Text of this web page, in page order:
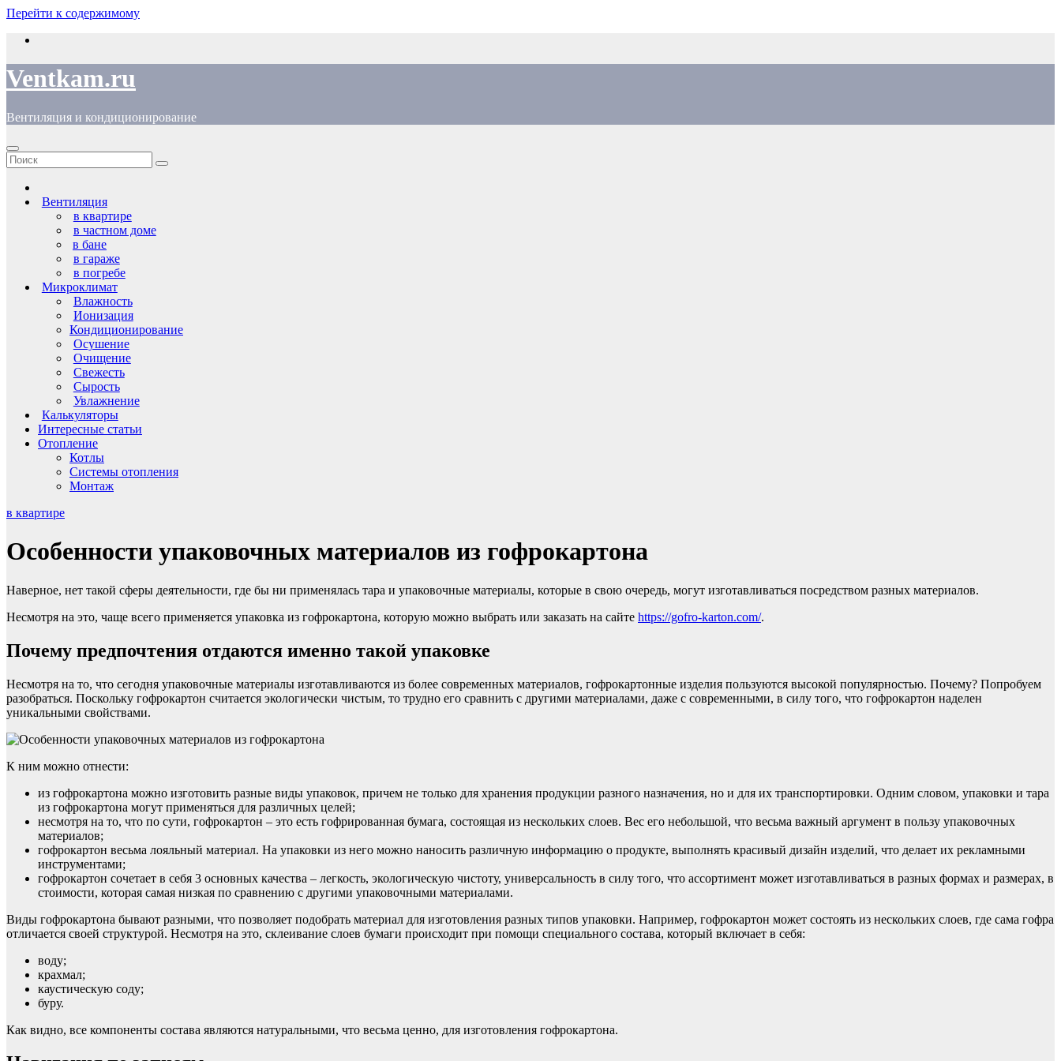
Перейти к содержимому
Ventkam.ru
Вентиляция и кондиционирование
Вентиляция
в квартире
в частном доме
в бане
в гараже
в погребе
Микроклимат
Влажность
Ионизация
Кондиционирование
Осушение
Очищение
Свежесть
Сырость
Увлажнение
Калькуляторы
Интересные статьи
Отопление
Котлы
Системы отопления
Монтаж
в квартире
Особенности упаковочных материалов из гофрокартона
Наверное, нет такой сферы деятельности, где бы ни применялась тара и упаковочные материалы, которые в свою очередь, могут изготавливаться посредством разных материалов.
Несмотря на это, чаще всего применяется упаковка из гофрокартона, которую можно выбрать или заказать на сайте https://gofro-karton.com/.
Почему предпочтения отдаются именно такой упаковке
Несмотря на то, что сегодня упаковочные материалы изготавливаются из более современных материалов, гофрокартонные изделия пользуются высокой популярностью. Почему? Попробуем
разобраться. Поскольку гофрокартон считается экологически чистым, то трудно его сравнить с другими материалами, даже с современными, в силу того, что гофрокартон наделен
уникальными свойствами.
К ним можно отнести:
из гофрокартона можно изготовить разные виды упаковок, причем не только для хранения продукции разного назначения, но и для их транспортировки. Одним словом, упаковки и тара
из гофрокартона могут применяться для различных целей;
несмотря на то, что по сути, гофрокартон – это есть гофрированная бумага, состоящая из нескольких слоев. Вес его небольшой, что весьма важный аргумент в пользу упаковочных
материалов;
гофрокартон весьма лояльный материал. На упаковки из него можно наносить различную информацию о продукте, выполнять красивый дизайн изделий, что делает их рекламными
инструментами;
гофрокартон сочетает в себя 3 основных качества – легкость, экологическую чистоту, универсальность в силу того, что ассортимент может изготавливаться в разных формах и размерах, в
стоимости, которая самая низкая по сравнению с другими упаковочными материалами.
Виды гофрокартона бывают разными, что позволяет подобрать материал для изготовления разных типов упаковки. Например, гофрокартон может состоять из нескольких слоев, где сама гофра
отличается своей структурой. Несмотря на это, склеивание слоев бумаги происходит при помощи специального состава, который включает в себя:
воду;
крахмал;
каустическую соду;
буру.
Как видно, все компоненты состава являются натуральными, что весьма ценно, для изготовления гофрокартона.